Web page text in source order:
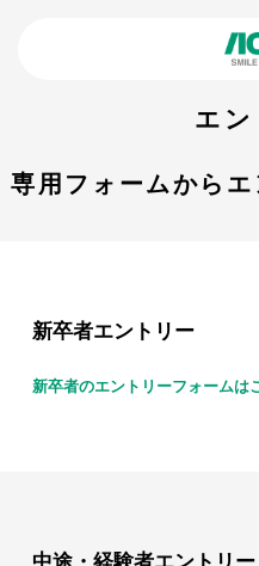
エン
専用フォームから
新卒者エントリー
新卒者のエントリーフォームは
中途・経験者エントリー